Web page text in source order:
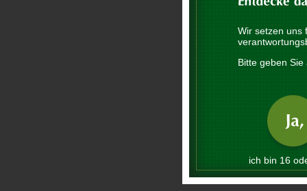
Wir setzen uns
Bitte geben
ich bin 16